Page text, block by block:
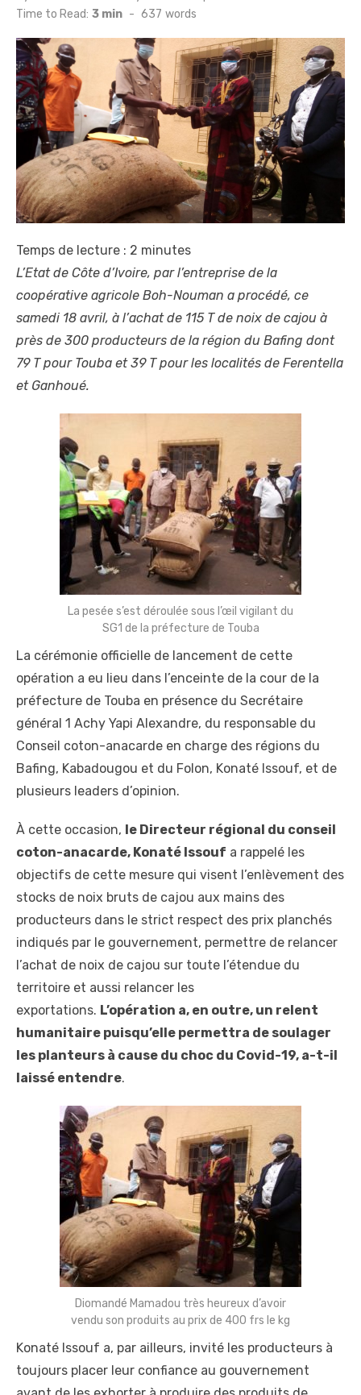
on
Time to Read: 3 min - 637 words
Temps de lecture : 2 minutes
L’Etat de Côte d’Ivoire, par l’entreprise de la
coopérative agricole Boh-Nouman a procédé, ce
samedi 18 avril, à l’achat de 115 T de noix de cajou à
près de 300 producteurs de la région du Bafing dont
79 T pour Touba et 39 T pour les localités de Ferentella
et Ganhoué.
La pesée s’est déroulée sous l’œil vigilant du
SG1 de la préfecture de Touba
La cérémonie officielle de lancement de cette
opération a eu lieu dans l’enceinte de la cour de la
préfecture de Touba en présence du Secrétaire
général 1 Achy Yapi Alexandre, du responsable du
Conseil coton-anacarde en charge des régions du
Bafing, Kabadougou et du Folon, Konaté Issouf, et de
plusieurs leaders d’opinion.
À cette occasion, le Directeur régional du conseil
coton-anacarde, Konaté Issouf a rappelé les
objectifs de cette mesure qui visent l’enlèvement des
stocks de noix bruts de cajou aux mains des
producteurs dans le strict respect des prix planchés
indiqués par le gouvernement, permettre de relancer
l’achat de noix de cajou sur toute l’étendue du
territoire et aussi relancer les
exportations. L’opération a, en outre, un relent
humanitaire puisqu’elle permettra de soulager
les planteurs à cause du choc du Covid-19, a-t-il
laissé entendre.
Diomandé Mamadou très heureux d’avoir
vendu son produits au prix de 400 frs le kg
Konaté Issouf a, par ailleurs, invité les producteurs à
toujours placer leur confiance au gouvernement